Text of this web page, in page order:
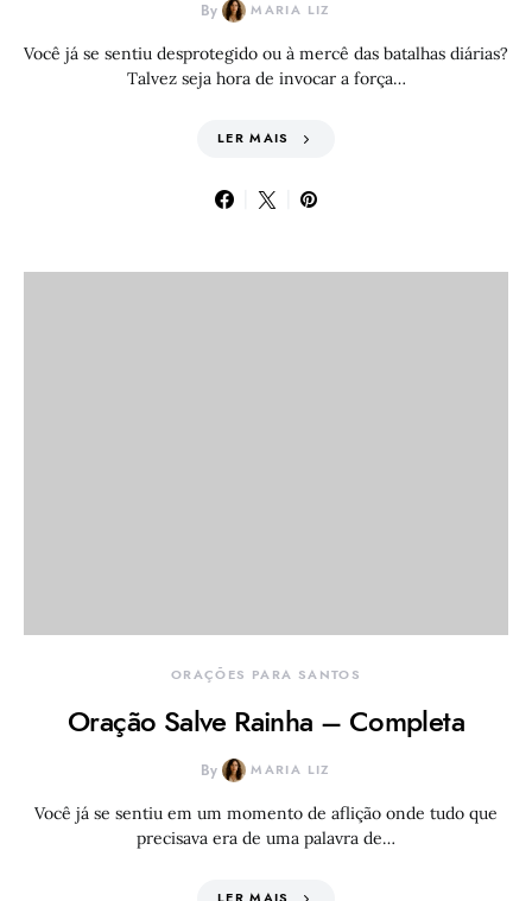
By MARIA LIZ
Você já se sentiu desprotegido ou à mercê das batalhas diárias?
Talvez seja hora de invocar a força…
LER MAIS
ORAÇÕES PARA SANTOS
Oração Salve Rainha – Completa
By MARIA LIZ
Você já se sentiu em um momento de aflição onde tudo que
precisava era de uma palavra de…